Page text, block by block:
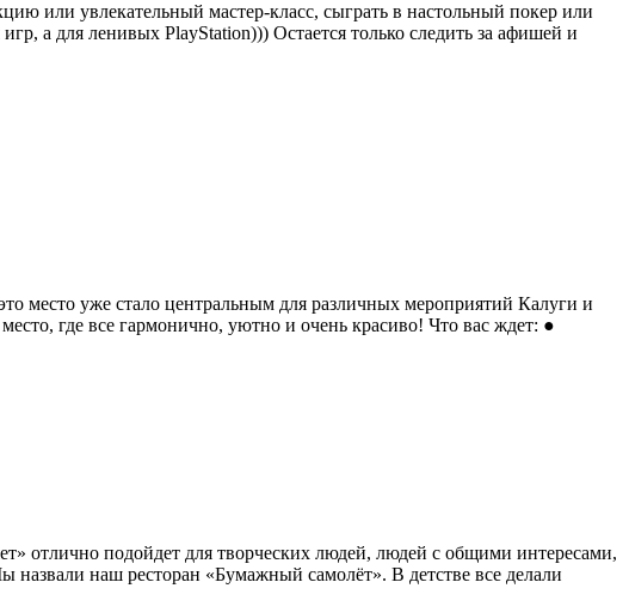
или увлекательный мастер-класс, сыграть в настольный покер или
а для ленивых PlayStation))) Остается только следить за афишей и
место уже стало центральным для различных мероприятий Калуги и
где все гармонично, уютно и очень красиво! Что вас ждет: ●
отлично подойдет для творческих людей, людей с общими интересами,
наш ресторан «Бумажный самолёт». В детстве все делали